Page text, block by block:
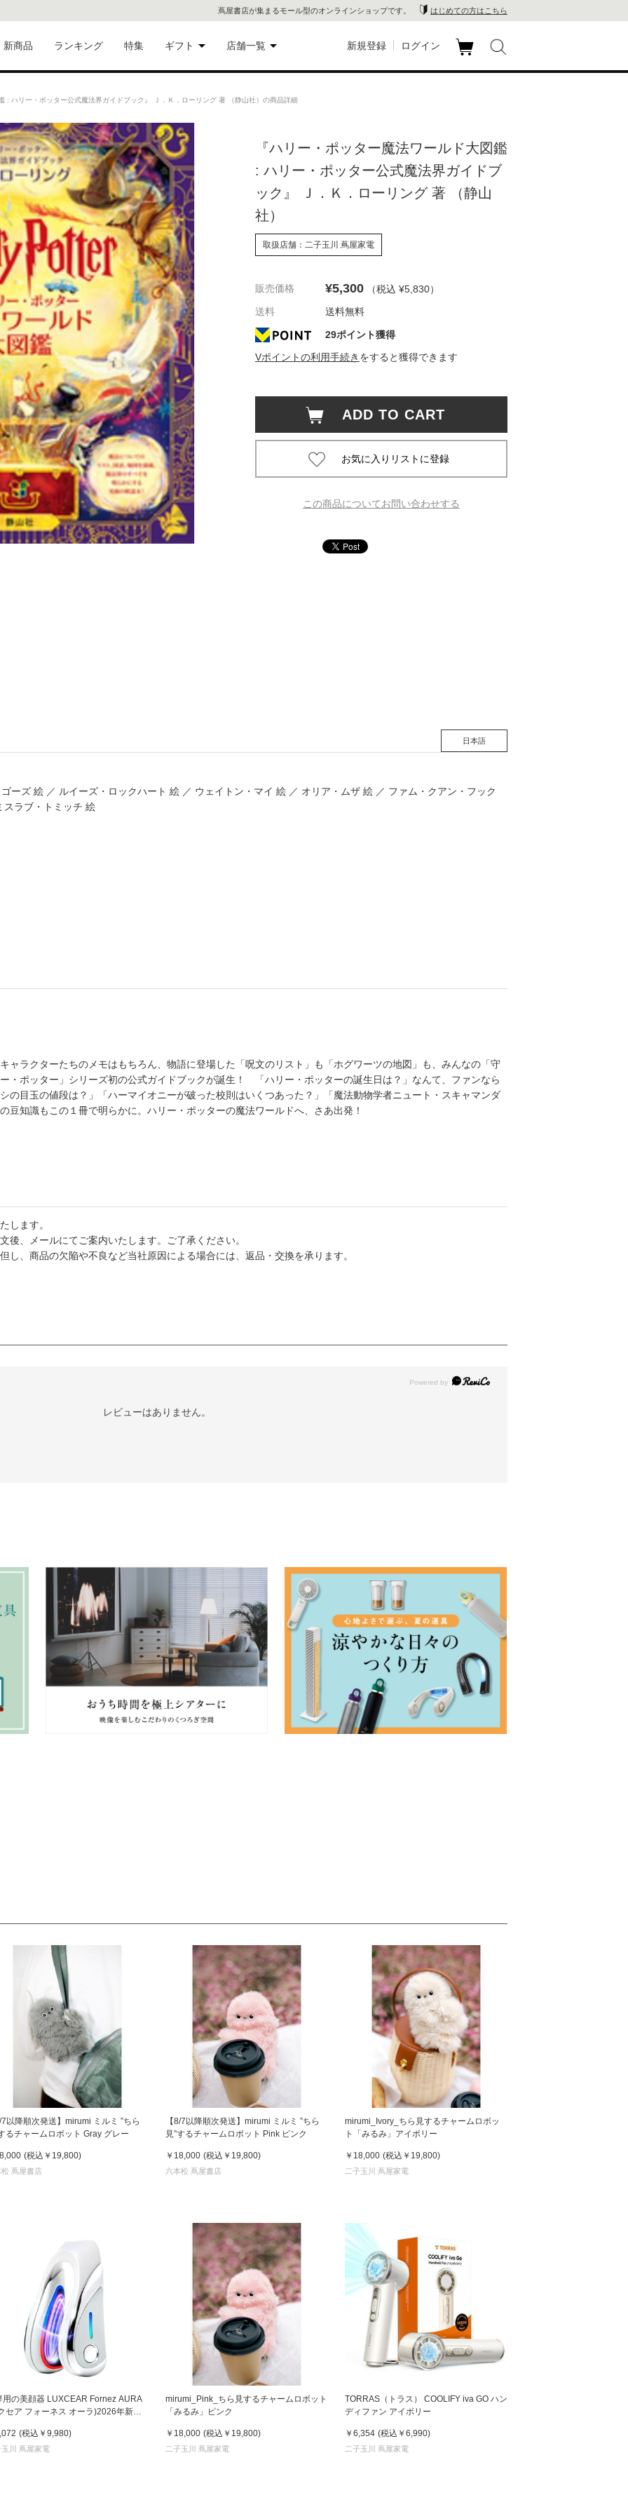
蔦屋書店が集まるモール型のオンラインショップです。 はじめての方はこちら
・音
ト
新商品 ランキング 特集 ギフト
ギフトにおすすめ
eギフト
店舗一覧
代官山 蔦
書店
六本木 蔦
京都岡崎
蔦屋書店
梅田 蔦屋
書店
枚方 蔦屋
新規登録 ログイン
リー・ポッター公式魔法界ガイドブック』 Ｊ．Ｋ．ローリング 著 （静山社）の商品詳細
『ハリー・ポッター魔法ワールド大図鑑
: ハリー・ポッター公式魔法界ガイドブ
ック』 Ｊ．Ｋ．ローリング 著 （静山
社）
取扱店舗：二子玉川 蔦屋家電
販売価格 ¥5,300 （税込 ¥5,830）
送料
送料無料
29ポイント獲得
Vポイントの利用手続き をすると獲得できます
ADD TO CART
この商品についてお問い合わせする
日本語
ーズ 絵 ／ ルイーズ・ロックハート 絵 ／ ウェイトン・マイ 絵 ／ オリア・ムザ 絵 ／ ファム・クアン・フック
スラブ・トミッチ 絵
ャラクターたちのメモはもちろん、物語に登場した「呪文のリスト」も「ホグワーツの地図」も、みんなの「守
・ポッター」シリーズ初の公式ガイドブックが誕生！ 「ハリー・ポッターの誕生日は？」なんて、ファンなら
の目玉の値段は？」「ハーマイオニーが破った校則はいくつあった？」「魔法動物学者ニュート・スキャマンダ
豆知識もこの１冊で明らかに。ハリー・ポッターの魔法ワールドへ、さあ出発！
します。
後、メールにてご案内いたします。ご了承ください。
し、商品の欠陥や不良など当社原因による場合には、返品・交換を承ります。
レビューはありません。
以降順次発送】mirumi ミルミ ”ちら
るチャームロボット Gray グレー
(税込 ￥19,800)
蔦屋書店
【8/7以降順次発送】mirumi ミルミ ”ちら
見”するチャームロボット Pink ピンク
￥18,000 (税込 ￥19,800)
六本松 蔦屋書店
mirumi_Ivory_ちら見するチャームロボッ
ト「みるみ」アイボリー
￥18,000 (税込 ￥19,800)
二子玉川 蔦屋家電
用の美顔器 LUXCEAR Fornez AURA
セア フォーネス オーラ)2026年新型
(税込 ￥9,980)
玉川 蔦屋家電
mirumi_Pink_ちら見するチャームロボット
「みるみ」ピンク
￥18,000 (税込 ￥19,800)
二子玉川 蔦屋家電
TORRAS（トラス） COOLIFY iva GO ハン
ディファン アイボリー
￥6,354 (税込 ￥6,990)
二子玉川 蔦屋家電